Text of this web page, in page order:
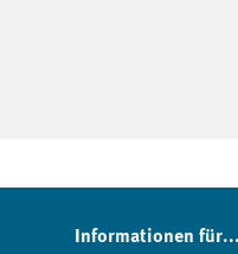
Informationen für...